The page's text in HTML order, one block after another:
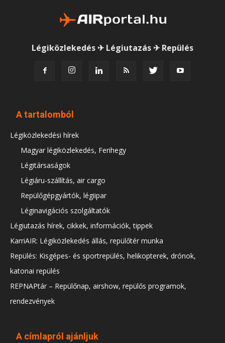
Légiközlekedés ✈ Légiutazás ✈ Repülés
A tartalomból
Légiközlekedési hírek
Magyar légiközlekedés, Ferihegy
Légitársaságok
Légiáru-szállítás, air cargo
Repülőgépgyártók, légiipar
Léginavigációs szolgáltatók
Légiutazás hírek, cikkek, információk, tippek
KarriAIR: Légiközlekedés állás, repülőtér munka
Repülés: Kisgépes- és sportrepülés, helikopterek, drónok,
katonai repülés
REPNAPtár – Repülőnap, airshow, repülős programok,
rendezvények
A címlapról ajánljuk